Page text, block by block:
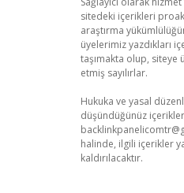
sitedeki içerikleri
araştırma
üyelerimiz yazdıkları
taşımakta olup, siteye
etmiş sayılırlar.
Hukuka ve yasal
düşündüğünüz
halinde, ilgili içerikler
kaldırılacaktır.